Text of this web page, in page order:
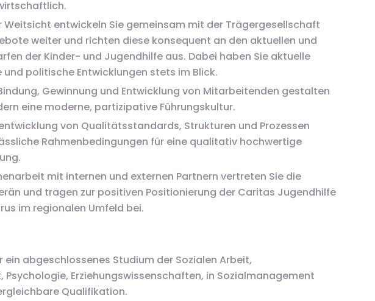
entwickeln Sie gemeinsam mit der Trägergesellschaft
weiter und richten diese konsequent an den aktuellen und
der Kinder- und Jugendhilfe aus. Dabei haben Sie aktuelle
politische Entwicklungen stets im Blick.
Gewinnung und Entwicklung von Mitarbeitenden gestalten
eine moderne, partizipative Führungskultur.
von Qualitätsstandards, Strukturen und Prozessen
Rahmenbedingungen für eine qualitativ hochwertige
mit internen und externen Partnern vertreten Sie die
und tragen zur positiven Positionierung der Caritas Jugendhilfe
im regionalen Umfeld bei.
ein abgeschlossenes Studium der Sozialen Arbeit,
Psychologie, Erziehungswissenschaften, in Sozialmanagement
Qualifikation.